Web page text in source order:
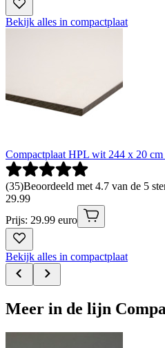
Bekijk alles in compactplaat
Compactplaat HPL wit 244 x 20
(35)Beoordeeld met 4.7 van de 5
29.99
Prijs: 29.99 euro
Bekijk alles in compactplaat
Meer in de lijn